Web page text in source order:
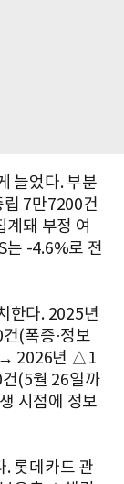
늘었다. 부분
7만7200건
돼 부정 여
는 -4.6%로 전
한다. 2025년
(폭증·정보
→ 2026년 △1
(5월 26일까
시점에 정보
. 롯데카드 관